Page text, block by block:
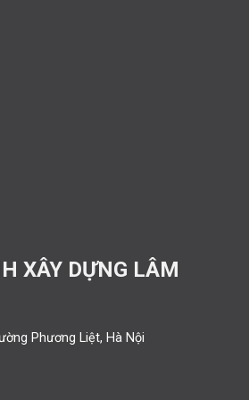
XÂY DỰNG LÂM
Phương Liệt, Hà Nội